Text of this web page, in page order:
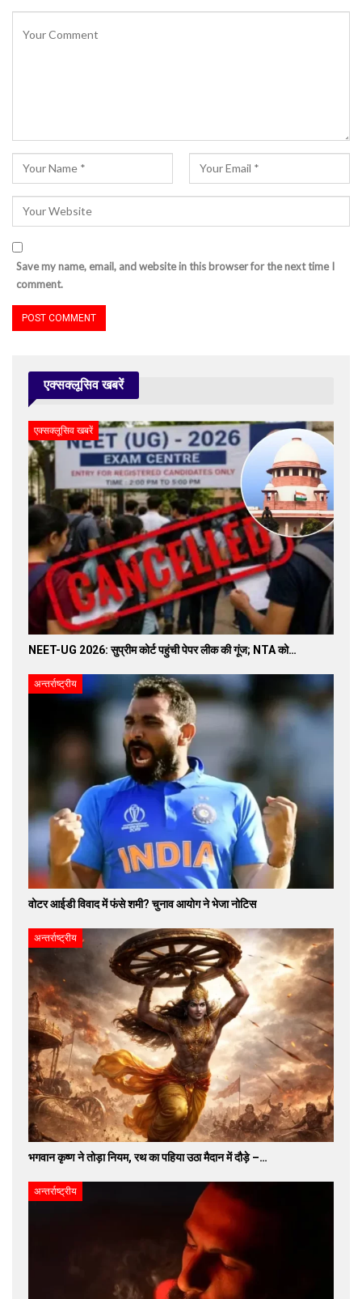
Save my name, email, and website in this browser for the next time I
comment.
एक्सक्लूसिव खबरें
एक्सक्लूसिव खबरें
NEET-UG 2026: सुप्रीम कोर्ट पहुंची पेपर लीक की गूंज; NTA को…
अन्तर्राष्ट्रीय
वोटर आईडी विवाद में फंसे शमी? चुनाव आयोग ने भेजा नोटिस
अन्तर्राष्ट्रीय
भगवान कृष्ण ने तोड़ा नियम, रथ का पहिया उठा मैदान में दौड़े –…
अन्तर्राष्ट्रीय